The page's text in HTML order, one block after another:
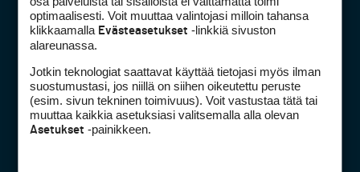
Golfpiste mediakortti
Golfpisteen yhteystiedot
DSA avoimuusraportti
Asiakaspalvelu
optimaalisesti. Voit muuttaa valintojasi milloin tahansa
klikkaamalla Evästeasetukset -linkkiä sivuston
alareunassa.
Jotkin teknologiat saattavat käyttää tietojasi myös ilman
suostumustasi, jos niillä on siihen oikeutettu peruste
(esim. sivun tekninen toimivuus). Voit vastustaa tätä tai
muuttaa kaikkia asetuksiasi valitsemalla alla olevan
Asetukset -painikkeen.